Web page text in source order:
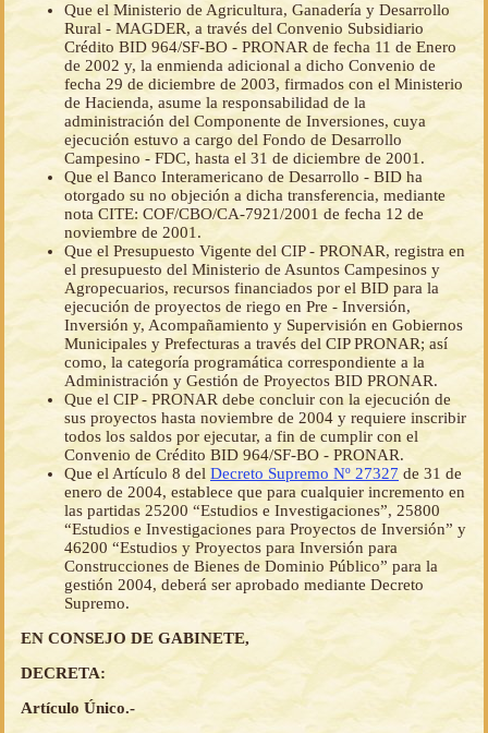
Que el Ministerio de Agricultura, Ganadería y Desarrollo
Rural - MAGDER, a través del Convenio Subsidiario
Crédito BID 964/SF-BO - PRONAR de fecha 11 de Enero
de 2002 y, la enmienda adicional a dicho Convenio de
fecha 29 de diciembre de 2003, firmados con el Ministerio
de Hacienda, asume la responsabilidad de la
administración del Componente de Inversiones, cuya
ejecución estuvo a cargo del Fondo de Desarrollo
Campesino - FDC, hasta el 31 de diciembre de 2001.
Que el Banco Interamericano de Desarrollo - BID ha
otorgado su no objeción a dicha transferencia, mediante
nota CITE: COF/CBO/CA-7921/2001 de fecha 12 de
noviembre de 2001.
Que el Presupuesto Vigente del CIP - PRONAR, registra en
el presupuesto del Ministerio de Asuntos Campesinos y
Agropecuarios, recursos financiados por el BID para la
ejecución de proyectos de riego en Pre - Inversión,
Inversión y, Acompañamiento y Supervisión en Gobiernos
Municipales y Prefecturas a través del CIP PRONAR; así
como, la categoría programática correspondiente a la
Administración y Gestión de Proyectos BID PRONAR.
Que el CIP - PRONAR debe concluir con la ejecución de
sus proyectos hasta noviembre de 2004 y requiere inscribir
todos los saldos por ejecutar, a fin de cumplir con el
Convenio de Crédito BID 964/SF-BO - PRONAR.
Que el Artículo 8 del Decreto Supremo Nº 27327 de 31 de
enero de 2004, establece que para cualquier incremento en
las partidas 25200 “Estudios e Investigaciones”, 25800
“Estudios e Investigaciones para Proyectos de Inversión” y
46200 “Estudios y Proyectos para Inversión para
Construcciones de Bienes de Dominio Público” para la
gestión 2004, deberá ser aprobado mediante Decreto
Supremo.
EN CONSEJO DE GABINETE,
DECRETA:
Artículo Único.-